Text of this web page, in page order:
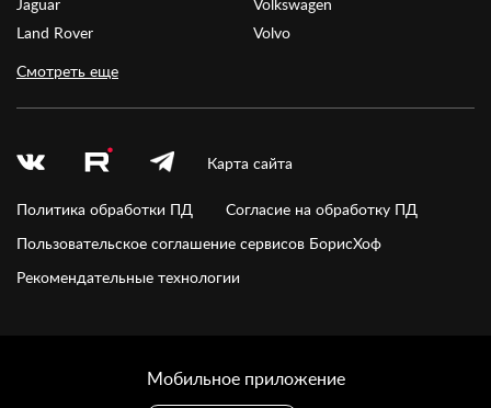
Land Rover
Volvo
Смотреть еще
Карта сайта
Политика обработки ПД
Согласие на обработку ПД
Пользовательское соглашение сервисов БорисХоф
Рекомендательные технологии
Мобильное приложение